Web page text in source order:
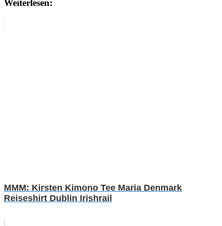
Weiterlesen:
MMM: Kirsten Kimono Tee Maria Denmark
Reiseshirt Dublin Irishrail